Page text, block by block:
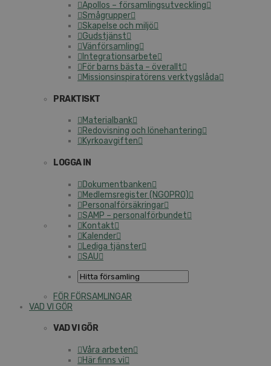
Apollos – församlingsutveckling
Smågrupper
Skapelse och miljö
Gudstjänst
Vänförsamling
Integrationsarbete
För barns bästa – överallt
Missionsinspiratörens verktygslåda
PRAKTISKT
Materialbank
Redovisning och lönehantering
Kyrkoavgiften
LOGGA IN
Dokumentbanken
Medlemsregister (NGOPRO)
Personalförsäkringar
SAMP – personalförbundet
Kontakt
Kalender
Lediga tjänster
SAU
FÖR FÖRSAMLINGAR
VAD VI GÖR
VAD VI GÖR
Våra arbeten
Här finns vi